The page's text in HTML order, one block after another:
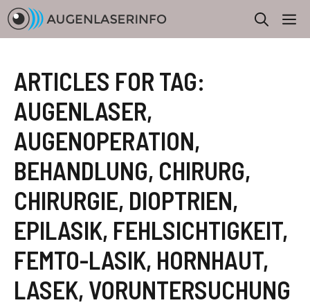
Zum
Inhalt
springen
ARTICLES FOR TAG:
AUGENLASER,
AUGENOPERATION,
BEHANDLUNG, CHIRURG,
CHIRURGIE, DIOPTRIEN,
EPILASIK, FEHLSICHTIGKEIT,
FEMTO-LASIK, HORNHAUT,
LASEK, VORUNTERSUCHUNG